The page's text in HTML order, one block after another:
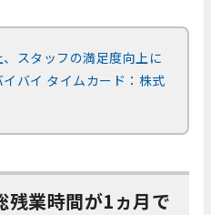
スタッフの満足度向上に
バイ タイムカード：株式
残業時間が1ヵ月で